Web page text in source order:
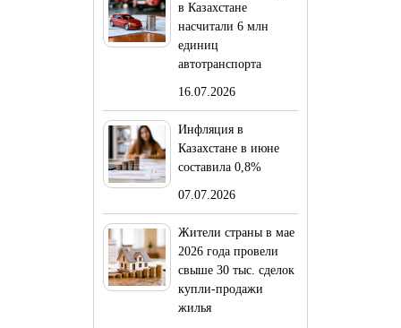
в Казахстане
насчитали 6 млн
единиц
автотранспорта
16.07.2026
Инфляция в
Казахстане в июне
составила 0,8%
07.07.2026
Жители страны в мае
2026 года провели
свыше 30 тыс. сделок
купли-продажи
жилья